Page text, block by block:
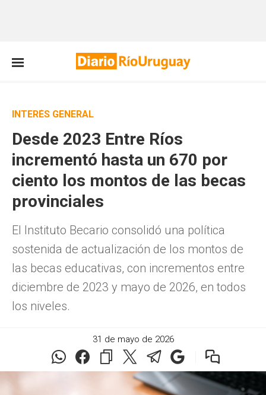
INTERÉS GENERAL
Desde 2023 Entre Ríos
incrementó hasta un 670 por
ciento los montos de las becas
provinciales
El Instituto Becario consolidó una política
sostenida de actualización de los montos de
las becas educativas, con incrementos entre
diciembre de 2023 y mayo de 2026, en todos
los niveles.
31 de mayo de 2026